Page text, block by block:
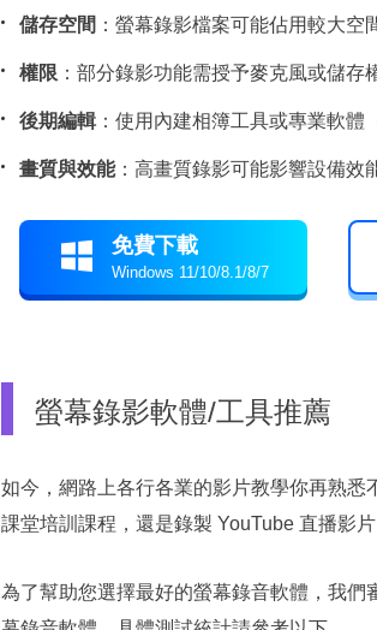
儲存空間 ：螢幕錄影檔案可能佔用較大空
權限 ：部分錄影功能需授予麥克風或儲存
後期編輯 ：使用內建相簿工具或專業軟體
畫質與效能：高畫質錄影可能影響設備效
 免費下載
Windows 11/10/8.1/8/7
螢幕錄影軟體/工具推薦
如今，網路上各行各業的影片教學你再熟
課堂培訓課程，還是錄製 YouTube 直播影
為了幫助您選擇最好的螢幕錄音軟體，我們